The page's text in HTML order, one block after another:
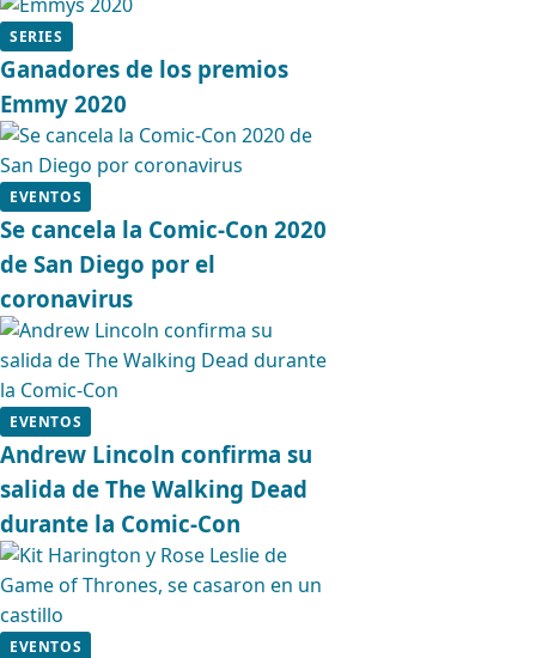
SERIES
Ganadores de los premios
Emmy 2020
EVENTOS
Se cancela la Comic-Con 2020
de San Diego por el
coronavirus
EVENTOS
Andrew Lincoln confirma su
salida de The Walking Dead
durante la Comic-Con
EVENTOS